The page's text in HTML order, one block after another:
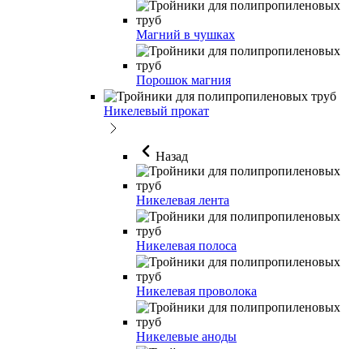
Магний в чушках
Порошок магния
Никелевый прокат
Назад
Никелевая лента
Никелевая полоса
Никелевая проволока
Никелевые аноды